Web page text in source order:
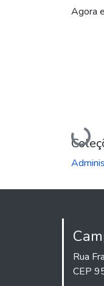
Agora
Carregando...
Rua
CEP